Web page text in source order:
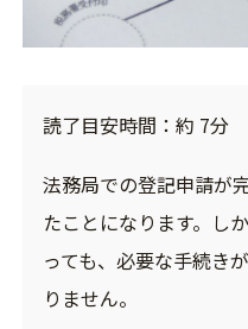
読了目安時間：約 7分
法務局での登記申請が
たことになります。し
っても、必要な手続き
りません。